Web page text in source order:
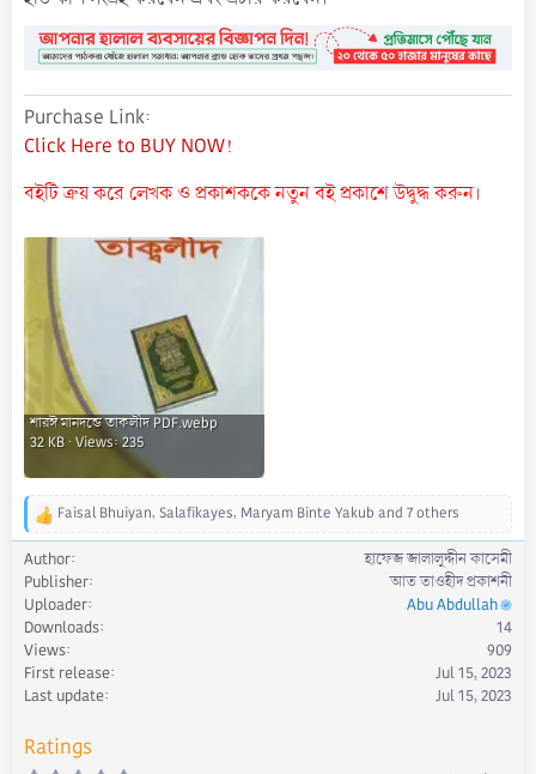
Purchase Link
Click Here to BUY NOW!
বইটি ক্রয় করে লেখক ও প্রকাশককে নতুন বই প্রকাশে উদ্বুদ্ধ করুন।
শারঈ মানদন্ডে তাকলীদ PDF.webp
32 KB · Views: 235
R
e
a
c
t
i
o
n
s
Faisal Bhuiyan, Salafikayes, Maryam Binte Yakub and 7 others
Author
হাফেজ জালালুদ্দীন কাসেমী
Publisher
আত তাওহীদ প্রকাশনী
Uploader
Abu Abdullah
Downloads
14
Views
909
First release
Jul 15, 2023
Last update
Jul 15, 2023
Ratings